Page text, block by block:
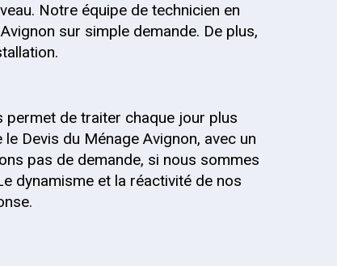
Notre équipe de technicien en
sur simple demande. De plus,
de traiter chaque jour plus
Devis du Ménage Avignon, avec un
pas de demande, si nous sommes
dynamisme et la réactivité de nos